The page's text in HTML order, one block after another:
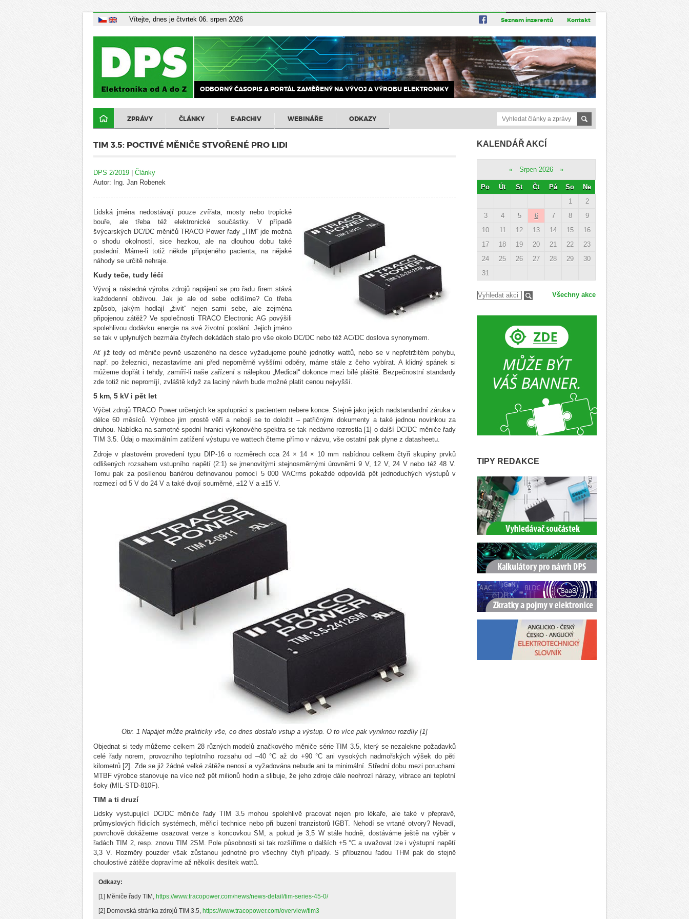
Vítejte, dnes je čtvrtek 06. srpen 2026 Seznam inzerentů Kontakt
ODBORNÝ ČASOPIS A PORTÁL ZAMĚŘENÝ NA VÝVOJ A VÝROBU ELEKTRONIKY
ZPRÁVY ČLÁNKY E-ARCHIV WEBINÁŘE ODKAZY
TIM 3.5: POCTIVÉ MĚNIČE STVOŘENÉ PRO LIDI
DPS 2/2019 | Články
Autor: Ing. Jan Robenek
Lidská jména nedostávají pouze zvířata, mosty nebo tropické
bouře, ale třeba též elektronické součástky. V případě
švýcarských DC/DC měničů TRACO Power řady „TIM“ jde možná
o shodu okolností, sice hezkou, ale na dlouhou dobu také
poslední. Máme-li totiž někde připojeného pacienta, na nějaké
náhody se určitě nehraje.
Kudy teče, tudy léčí
Vývoj a následná výroba zdrojů napájení se pro řadu firem stává
každodenní obživou. Jak je ale od sebe odlišíme? Co třeba
způsob, jakým hodlají „živit“ nejen sami sebe, ale zejména
připojenou zátěž? Ve společnosti TRACO Electronic AG povýšili
spolehlivou dodávku energie na své životní poslání. Jejich jméno
se tak v uplynulých bezmála čtyřech dekádách stalo pro vše okolo DC/DC nebo též AC/DC doslova synonymem.
Ať již tedy od měniče pevně usazeného na desce vyžadujeme pouhé jednotky wattů, nebo se v nepřetržitém pohybu,
např. po železnici, nezastavíme ani před nepoměrně vyššími odběry, máme stále z čeho vybírat. A klidný spánek si
můžeme dopřát i tehdy, zamíří-li naše zařízení s nálepkou „Medical“ dokonce mezi bílé pláště. Bezpečnostní standardy
zde totiž nic nepromíjí, zvláště když za laciný návrh bude možné platit cenou nejvyšší.
5 km, 5 kV i pět let
Výčet zdrojů TRACO Power určených ke spolupráci s pacientem nebere konce. Stejně jako jejich nadstandardní záruka v
délce 60 měsíců. Výrobce jim prostě věří a nebojí se to doložit – patřičnými dokumenty a také jednou novinkou za
druhou. Nabídka na samotné spodní hranici výkonového spektra se tak nedávno rozrostla [1] o další DC/DC měniče řady
TIM 3.5. Údaj o maximálním zatížení výstupu ve wattech čteme přímo v názvu, vše ostatní pak plyne z datasheetu.
Zdroje v plastovém provedení typu DIP-16 o rozměrech cca 24 × 14 × 10 mm nabídnou celkem čtyři skupiny prvků
odlišených rozsahem vstupního napětí (2:1) se jmenovitými stejnosměrnými úrovněmi 9 V, 12 V, 24 V nebo též 48 V.
Tomu pak za posílenou bariérou definovanou pomocí 5 000 VACrms pokaždé odpovídá pět jednoduchých výstupů v
rozmezí od 5 V do 24 V a také dvojí souměrné, ±12 V a ±15 V.
Obr. 1 Napájet může prakticky vše, co dnes dostalo vstup a výstup. O to více pak vyniknou rozdíly [1]
Objednat si tedy můžeme celkem 28 různých modelů značkového měniče série TIM 3.5, který se nezalekne požadavků
celé řady norem, provozního teplotního rozsahu od –40 °C až do +90 °C ani vysokých nadmořských výšek do pěti
kilometrů [2]. Zde se již žádné velké zátěže nenosí a vyžadována nebude ani ta minimální. Střední dobu mezi poruchami
MTBF výrobce stanovuje na více než pět milionů hodin a slibuje, že jeho zdroje dále neohrozí nárazy, vibrace ani teplotní
šoky (MIL-STD-810F).
TIM a ti druzí
Lidsky vystupující DC/DC měniče řady TIM 3.5 mohou spolehlivě pracovat nejen pro lékaře, ale také v přepravě,
průmyslových řídicích systémech, měřicí technice nebo při buzení tranzistorů IGBT. Nehodí se vrtané otvory? Nevadí,
povrchově dokážeme osazovat verze s koncovkou SM, a pokud je 3,5 W stále hodně, dostáváme ještě na výběr v
řadách TIM 2, resp. znovu TIM 2SM. Pole působnosti si tak rozšíříme o dalších +5 °C a uvažovat lze i výstupní napětí
3,3 V. Rozměry pouzder však zůstanou jednotné pro všechny čtyři případy. S příbuznou řadou THM pak do stejně
choulostivé zátěže dopravíme až několik desítek wattů.
Odkazy:
[1] Měniče řady TIM, https://www.tracopower.com/news/news-detail/tim-series-45-0/
[2] Domovská stránka zdrojů TIM 3.5, https://www.tracopower.com/overview/tim3
KALENDÁŘ AKCÍ
« Srpen 2026 »
Po Út St Čt Pá So
Ne
1
2
3
4 5 6 7 8
9
10
11 12 13 14 15
16
17
18 19 20 21 22
23
24
25 26 27 28 29
30
31
Všechny akce
TIPY REDAKCE